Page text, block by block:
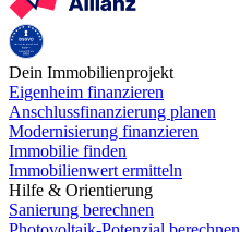
Dein Immobilienprojekt
Eigenheim finanzieren
Anschlussfinanzierung planen
Modernisierung finanzieren
Immobilie finden
Immobilienwert ermitteln
Hilfe & Orientierung
Sanierung berechnen